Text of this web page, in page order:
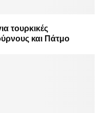
τουρκικές
και Πάτμο